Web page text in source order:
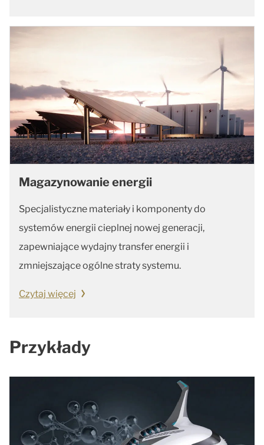
Magazynowanie energii
Specjalistyczne materiały i komponenty do
systemów energii cieplnej nowej generacji,
zapewniające wydajny transfer energii i
zmniejszające ogólne straty systemu.
Czytaj więcej
Przykłady